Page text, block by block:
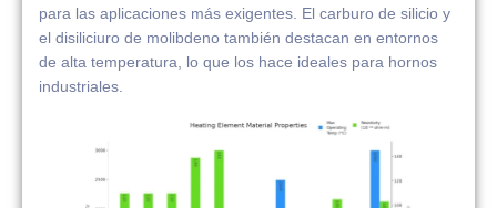
para las aplicaciones más exigentes. El carburo de silicio y
el disiliciuro de molibdeno también destacan en entornos
de alta temperatura, lo que los hace ideales para hornos
industriales.